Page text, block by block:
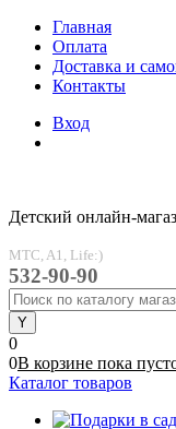
Главная
Оплата
Доставка и
Контакты
Вход
Детский онлайн-
MTC, A1, Life:)
532-90-90
0
0В корзине пока
Каталог товаров